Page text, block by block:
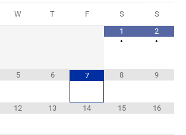
W T F S
S
1
•
2
•
5 6 7 8 9
12 13 14 15 16